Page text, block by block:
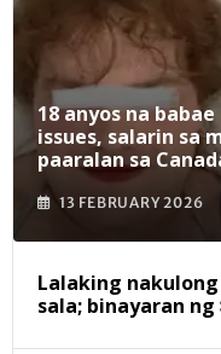
18 anyos na
issues, salarin sa
paaralan sa
13 FEBRUARY 2026
Lalaking
sala; binayaran